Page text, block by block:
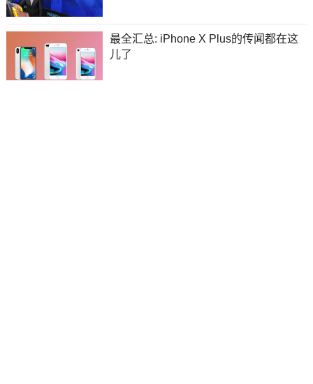
最全汇总: iPhone X Plus的传闻都在这
儿了